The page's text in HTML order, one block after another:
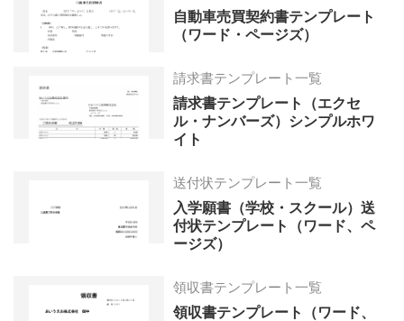
自動車売買契約書テンプレート
（ワード・ページズ）
請求書テンプレート一覧
請求書テンプレート（エクセ
ル・ナンバーズ）シンプルホワ
イト
送付状テンプレート一覧
入学願書（学校・スクール）送
付状テンプレート（ワード、ペ
ージズ）
領収書テンプレート一覧
領収書テンプレート（ワード、